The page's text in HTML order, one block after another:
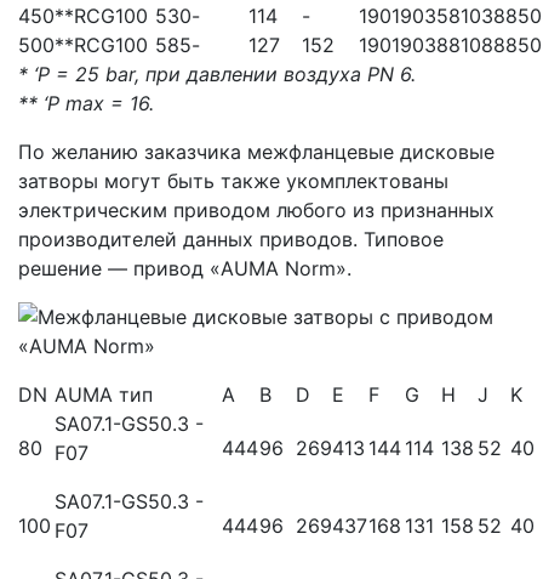
450**RCG100 530- 114 - 1901903581038850
500**RCG100 585- 127 152 1901903881088850
* ‘P = 25 bar, при давлении воздуха PN 6.
** ‘P max = 16.
По желанию заказчика межфланцевые дисковые
затворы могут быть также укомплектованы
электрическим приводом любого из признанных
производителей данных приводов. Типовое
решение — привод «AUMA Norm».
DN AUMA тип A B D E F G H J K
80
SA07.1-GS50.3 -
F07
44496 269413 144 114 138 52 40
100
SA07.1-GS50.3 -
F07
44496 269437168 131 158 52 40